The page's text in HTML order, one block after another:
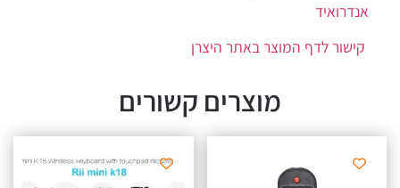
אנדרואיד
קישור לדף המוצר באתר היצרן
מוצרים קשורים